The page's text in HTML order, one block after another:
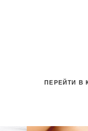
ПЕРЕЙТИ В